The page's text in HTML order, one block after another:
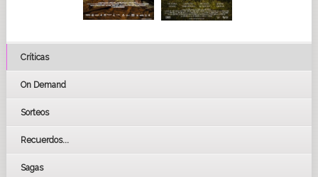
Críticas
On Demand
Sorteos
Recuerdos...
Sagas